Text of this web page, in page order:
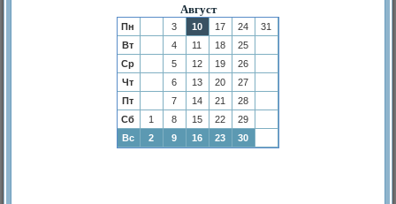
Август
Пн 3 10 17 24
31
Вт
4 11 18
25
Ср
5 12 19
26
Чт
6 13 20
27
Пт
7 14 21
28
Сб
1 8 15 22
29
Вс
2 9 16 23 30